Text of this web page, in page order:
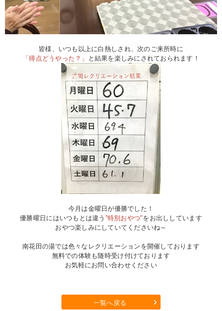
皆様、いつも以上に白熱しされ、次のご来所時に
「得点どうやった？」
と結果を楽しみにされておられます！
今月は金曜日が優勝でした！
優勝曜日にはいつもとは違う ‟特別おやつ"をお出ししています
おやつ楽しみにしていてくださいね～
南花田の湯では色々なレクリエーションを開催しております
無料での体験も随時受け付けております
お気軽にお問い合わせください
一覧へ戻る